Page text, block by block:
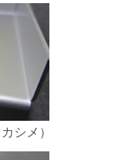
シメ）